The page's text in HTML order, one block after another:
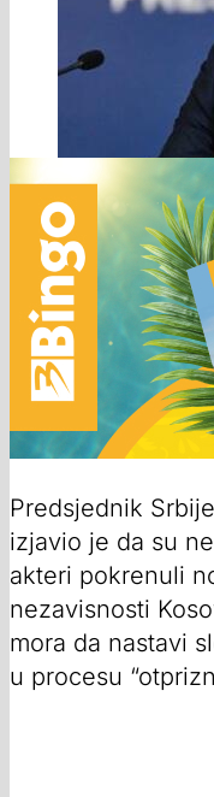
Predsjednik
izjavio je da su
akteri pokrenuli
nezavisnosti
mora da nastavi
u procesu